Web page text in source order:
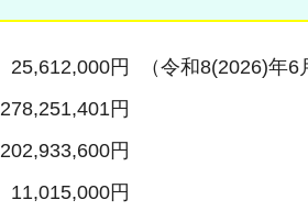
25,612,000円
（令和8(2026)年6
278,251,401円
202,933,600円
11,015,000円